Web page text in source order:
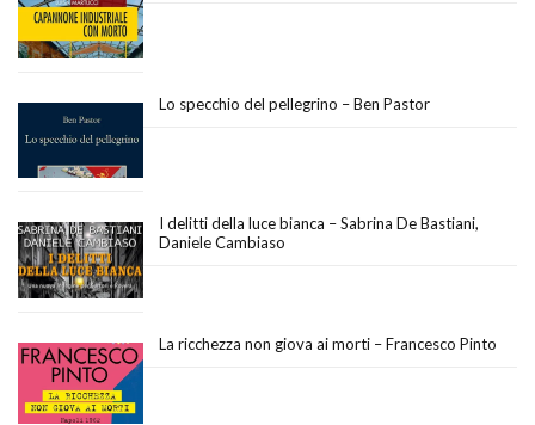
Lo specchio del pellegrino – Ben Pastor
I delitti della luce bianca – Sabrina De Bastiani,
Daniele Cambiaso
La ricchezza non giova ai morti – Francesco Pinto